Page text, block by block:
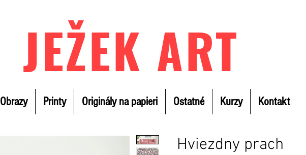
JEŽEK ART
Obrazy Printy Originály na papieri Ostatné Kurzy Kontakt
Hviezdny prach